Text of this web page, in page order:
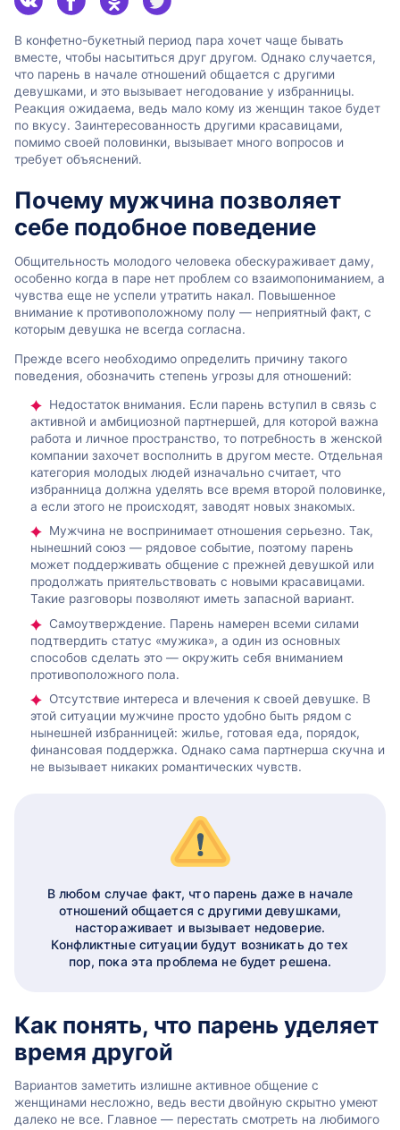
В конфетно-букетный период пара хочет чаще бывать
вместе, чтобы насытиться друг другом. Однако случается,
что парень в начале отношений общается с другими
девушками, и это вызывает негодование у избранницы.
Реакция ожидаема, ведь мало кому из женщин такое будет
по вкусу. Заинтересованность другими красавицами,
помимо своей половинки, вызывает много вопросов и
требует объяснений.
Почему мужчина позволяет
себе подобное поведение
Общительность молодого человека обескураживает даму,
особенно когда в паре нет проблем со взаимопониманием, а
чувства еще не успели утратить накал. Повышенное
внимание к противоположному полу — неприятный факт, с
которым девушка не всегда согласна.
Прежде всего необходимо определить причину такого
поведения, обозначить степень угрозы для отношений:
Недостаток внимания. Если парень вступил в связь с
активной и амбициозной партнершей, для которой важна
работа и личное пространство, то потребность в женской
компании захочет восполнить в другом месте. Отдельная
категория молодых людей изначально считает, что
избранница должна уделять все время второй половинке,
а если этого не происходят, заводят новых знакомых.
Мужчина не воспринимает отношения серьезно. Так,
нынешний союз — рядовое событие, поэтому парень
может поддерживать общение с прежней девушкой или
продолжать приятельствовать с новыми красавицами.
Такие разговоры позволяют иметь запасной вариант.
Самоутверждение. Парень намерен всеми силами
подтвердить статус «мужика», а один из основных
способов сделать это — окружить себя вниманием
противоположного пола.
Отсутствие интереса и влечения к своей девушке. В
этой ситуации мужчине просто удобно быть рядом с
нынешней избранницей: жилье, готовая еда, порядок,
финансовая поддержка. Однако сама партнерша скучна и
не вызывает никаких романтических чувств.
В любом случае факт, что парень даже в начале
отношений общается с другими девушками,
настораживает и вызывает недоверие.
Конфликтные ситуации будут возникать до тех
пор, пока эта проблема не будет решена.
Как понять, что парень уделяет
время другой
Вариантов заметить излишне активное общение с
женщинами несложно, ведь вести двойную скрытно умеют
далеко не все. Главное — перестать смотреть на любимого